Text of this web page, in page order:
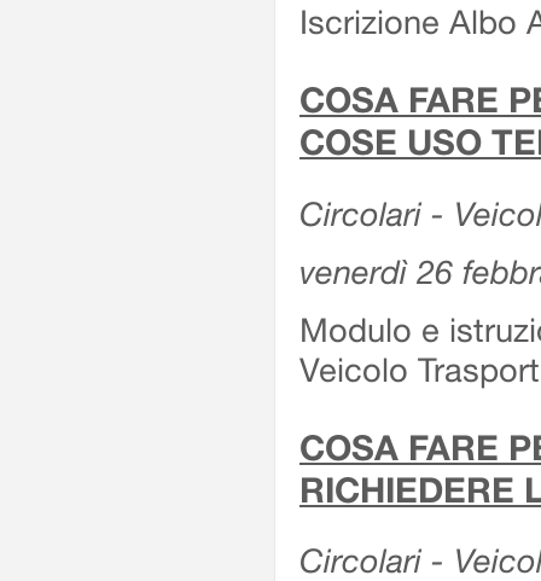
Iscrizione Albo
COSA FARE
COSE USO
Circolari -
venerdì 26
Modulo e
Veicolo
COSA FARE
RICHIEDERE
Circolari -